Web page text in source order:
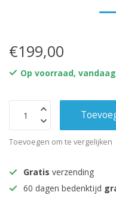
€199,00
Op voorraad,
Toevoegen om te vergelijken
Gratis verzending
60 dagen bedenktijd